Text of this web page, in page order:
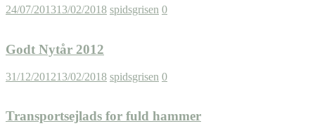
24/07/201313/02/2018 spidsgrisen 0
Godt Nytår 2012
31/12/201213/02/2018 spidsgrisen 0
Transportsejlads for fuld hammer